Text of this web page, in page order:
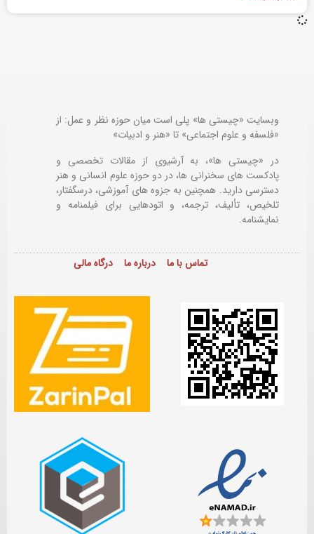
وبسایت «چیستی ها» پلی است میان حوزه نظر و عمل: از
«فلسفه و علوم اجتماعی» تا «هنر و ادبیات»
در «چیستی ها»، به آرشیوی از مقالات تخصصی و
پادکست های سخنرانی ها، در دو حوزه علوم انسانی و هنر
دسترسی دارید. همچنین به جزوه های آموزشی، درسگفتار،
تلخیص، تألیف، ترجمه، و اتودهایی برایفیلمنامه و
نمایشنامه.
تماس با ما درباره ما درگاه مالی